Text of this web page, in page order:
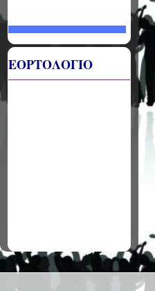
ΕΟΡΤΟΛΟΓΙΟ